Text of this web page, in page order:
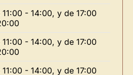
11:00 - 14:00, y de 17:00
11:00 - 14:00, y de 17:00
11:00 - 14:00, y de 17:00